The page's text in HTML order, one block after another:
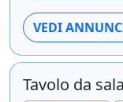
VEDI
Tavolo da